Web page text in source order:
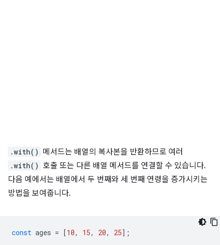
.with() 메서드는 배열의 복사본을 반환하므로 여러
.with() 호출 또는 다른 배열 메서드를 연결할 수 있습니다.
다음 예에서는 배열에서 두 번째와 세 번째 연령을 증가시키는
방법을 보여줍니다.
const ages = [10, 15, 20, 25];